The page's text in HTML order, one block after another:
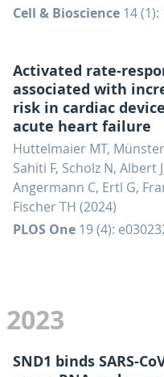
Cell & Bioscience 14 (1):
Activated rate-
associated with
risk in cardiac
acute heart failure
Huttelmaier MT,
Sahiti F, Scholz N, Albert
Angermann C, Ertl G,
Fischer TH (2024)
PLOS One 19 (4):
2023
SND1 binds SARS-